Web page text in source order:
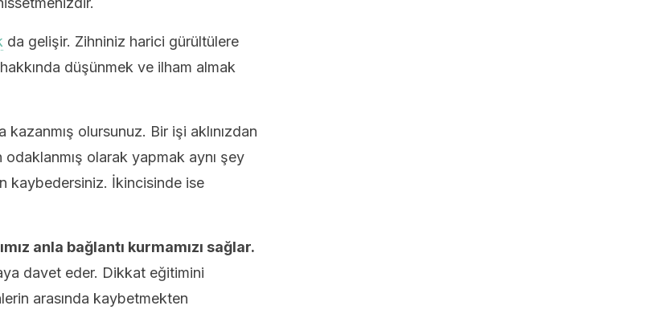
da gelişir. Zihniniz harici gürültülere
düşünmek ve ilham almak
olursunuz. Bir işi aklınızdan
olarak yapmak aynı şey
kaybedersiniz. İkincisinde ise
anla bağlantı kurmamızı sağlar.
davet eder. Dikkat eğitimini
arasında kaybetmekten